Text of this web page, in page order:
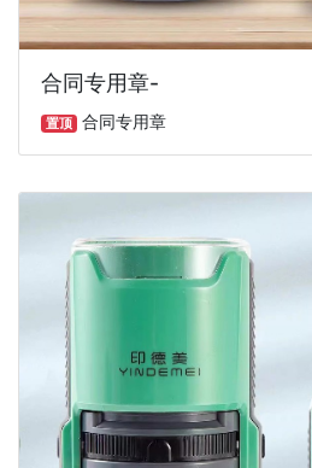
合同专用章-
置顶 合同专用章